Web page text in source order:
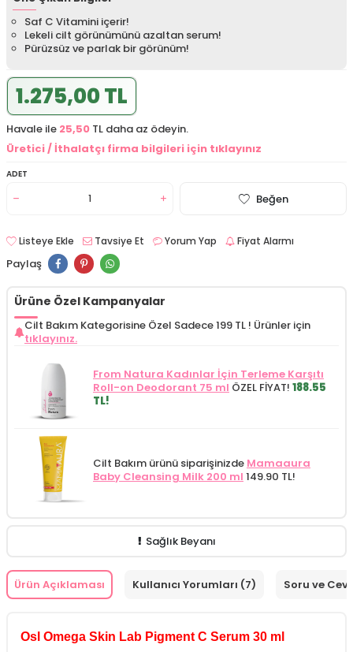
Saf C Vitamini içerir!
Lekeli cilt görünümünü azaltan serum!
Pürüzsüz ve parlak bir görünüm!
1.275,00 TL
Havale ile 25,50 TL daha az ödeyin.
Üretici / İthalatçı firma bilgileri için tıklayınız
ADET
Beğen
Listeye Ekle Tavsiye Et Yorum Yap Fiyat Alarmı
Paylaş
Ürüne Özel Kampanyalar
Cilt Bakım Kategorisine Özel Sadece 199 TL ! Ürünler için
tıklayınız.
From Natura Kadınlar İçin Terleme Karşıtı
Roll-on Deodorant 75 ml ÖZEL FİYAT! 188.55
TL!
Cilt Bakım ürünü siparişinizde Mamaaura
Baby Cleansing Milk 200 ml 149.90 TL!
Sağlık Beyanı
Ürün Açıklaması Kullanıcı Yorumları (7) Soru ve
Osl Omega Skin Lab Pigment C Serum 30 ml